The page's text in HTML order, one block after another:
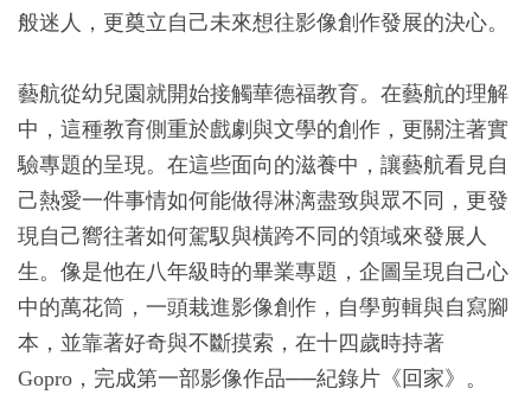
般迷人，更奠立自己未來想往影像創作發展的決心。
藝航從幼兒園就開始接觸華德福教育。在藝航的理解
中，這種教育側重於戲劇與文學的創作，更關注著實
驗專題的呈現。在這些面向的滋養中，讓藝航看見自
己熱愛一件事情如何能做得淋漓盡致與眾不同，更發
現自己嚮往著如何駕馭與橫跨不同的領域來發展人
生。像是他在八年級時的畢業專題，企圖呈現自己心
中的萬花筒，一頭栽進影像創作，自學剪輯與自寫腳
本，並靠著好奇與不斷摸索，在十四歲時持著
Gopro，完成第一部影像作品──紀錄片《回家》。